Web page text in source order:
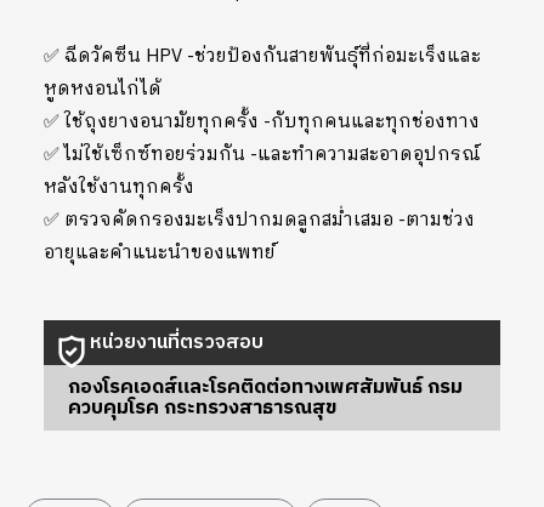
✅ ฉีดวัคซีน HPV -ช่วยป้องกันสายพันธุ์ที่ก่อมะเร็งและ
หูดหงอนไก่ได้
✅ ใช้ถุงยางอนามัยทุกครั้ง -กับทุกคนและทุกช่องทาง
✅ ไม่ใช้เซ็กซ์ทอยร่วมกัน -และทำความสะอาดอุปกรณ์
หลังใช้งานทุกครั้ง
✅ ตรวจคัดกรองมะเร็งปากมดลูกสม่ำเสมอ -ตามช่วง
อายุและคำแนะนำของแพทย์
หน่วยงานที่ตรวจสอบ
กองโรคเอดส์และโรคติดต่อทางเพศสัมพันธ์ กรม
ควบคุมโรค กระทรวงสาธารณสุข